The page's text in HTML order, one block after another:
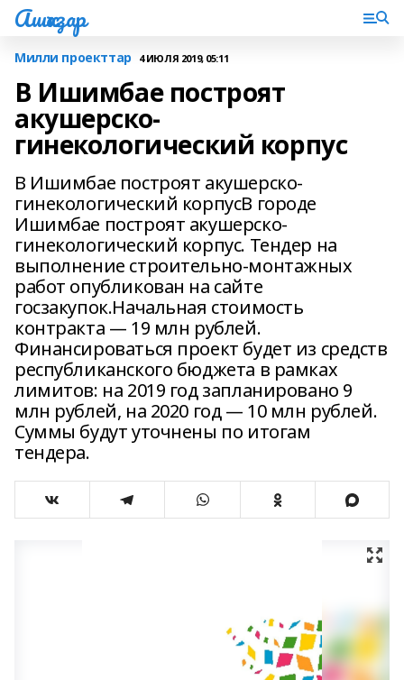
Ашҡаҙар
Милли проекттар 4 ИЮЛЯ 2019, 05:11
В Ишимбае построят
акушерско-
гинекологический корпус
В Ишимбае построят акушерско-
гинекологический корпусВ городе
Ишимбае построят акушерско-
гинекологический корпус. Тендер на
выполнение строительно-монтажных
работ опубликован на сайте
госзакупок.Начальная стоимость
контракта — 19 млн рублей.
Финансироваться проект будет из средств
республиканского бюджета в рамках
лимитов: на 2019 год запланировано 9
млн рублей, на 2020 год — 10 млн рублей.
Суммы будут уточнены по итогам
тендера.